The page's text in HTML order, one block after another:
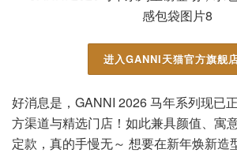
进入GANNI天猫官方旗舰
好消息是，GANNI 2026 马年系列现已
方渠道与精选门店！如此兼具颜值、寓
定款，真的手慢无～ 想要在新年焕新造